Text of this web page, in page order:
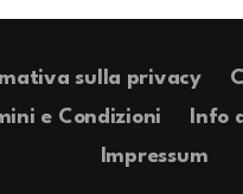
sulla privacy
e Condizioni
Info
Impressum